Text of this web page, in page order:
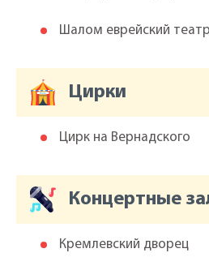
Шалом еврейский театр
Цирки
Цирк на Вернадского
Концертные
Кремлевский дворец